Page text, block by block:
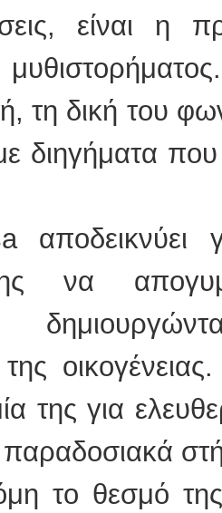
είναι η
τη δική του
διηγήματα
αποδεικνύει
να
της για
το θεσμό